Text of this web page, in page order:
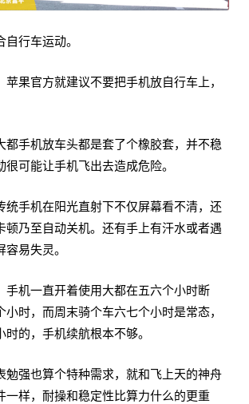
行车运动。
苹果官方就建议不要把手机放自行车上，
都手机放车头都是套了个橡胶套，并不稳
可能让手机飞出去造成危险。
统手机在阳光直射下不仅屏幕看不清，还
顿乃至自动关机。还有手上有汗水或者遇
易失灵。
手机一直开着使用大都在五六个小时断
小时，而周末骑个车六七个小时是常态，
的，手机续航根本不够。
勉强也算个特种需求，就和飞上天的神舟
一样，耐操和稳定性比算力什么的更重